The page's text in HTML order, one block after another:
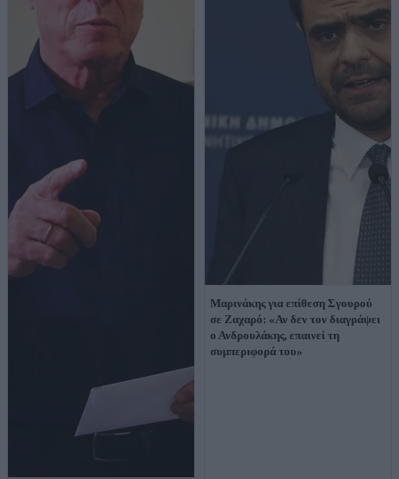
Μαρινάκης για επίθεση Σγουρού
σε Ζαχαρό: «Αν δεν τον διαγράψει
ο Ανδρουλάκης, επαινεί τη
συμπεριφορά του»